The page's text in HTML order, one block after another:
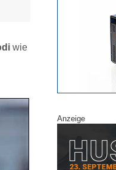
wie
Anzeige